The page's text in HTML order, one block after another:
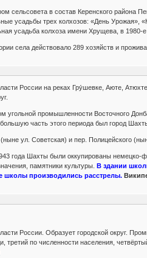
сельсовета в состав Керенского района
усадьбы трех колхозов: «День
усадьба колхоза имени Хрущева, в 1980-
села действовало 289 хозяйств и
России на реках Гру́шевке, Аюте,
угольной промышленности Восточного
часть этого периода был город
ул. Советская) и пер. Полицейского
года Шахты были оккупированы немецко-
памятники культуры.
В здании
школы производились расстрелы.
России. Образует городской округ.
третий по численности населения,